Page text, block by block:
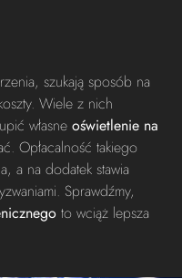
szukają sposób na
Wiele z nich
własne oświetlenie na
Opłacalność takiego
a na dodatek stawia
Sprawdźmy,
to wciąż lepsza